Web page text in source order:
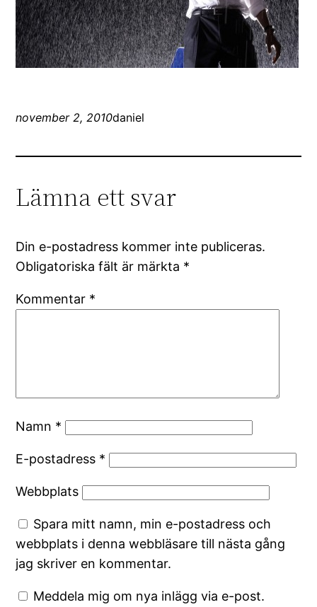
november 2, 2010daniel
Lämna ett svar
Din e-postadress kommer inte publiceras.
Obligatoriska fält är märkta *
Kommentar *
Namn *
E-postadress *
Webbplats
Spara mitt namn, min e-postadress och
webbplats i denna webbläsare till nästa gång
jag skriver en kommentar.
Meddela mig om nya inlägg via e-post.